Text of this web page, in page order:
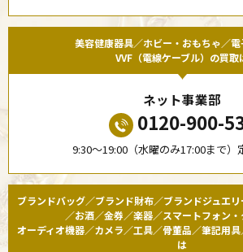
美容健康器具／ホビー・おもちゃ／
VVF（電線ケーブル）の買取
ネット事業部
0120-900-
9:30〜19:00（水曜のみ17:00まで）
ブランドバッグ／ブランド財布／ブランドジュエ
／お酒／金券／楽器／スマートフォン
オーディオ機器／カメラ／工具／骨董品／筆記用
は